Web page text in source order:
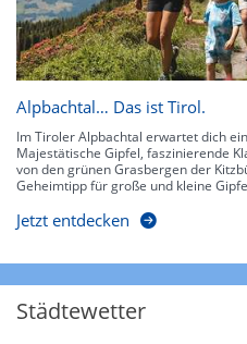
Alpbachtal… Das ist Tirol.
Im Tiroler Alpbachtal erwartet dich
Majestätische Gipfel, faszinierende
von den grünen Grasbergen der
Geheimtipp für große und kleine
Jetzt entdecken
Städtewetter